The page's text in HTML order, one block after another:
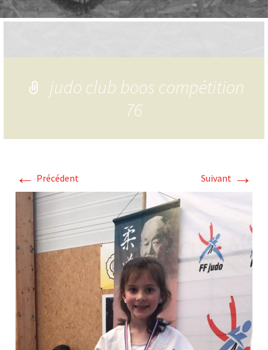
judo club boos compétition
76
← Précédent Suivant →